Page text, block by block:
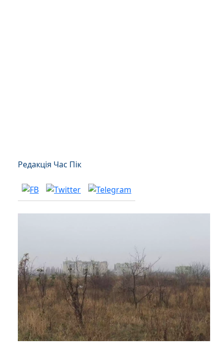
Редакція Час Пік